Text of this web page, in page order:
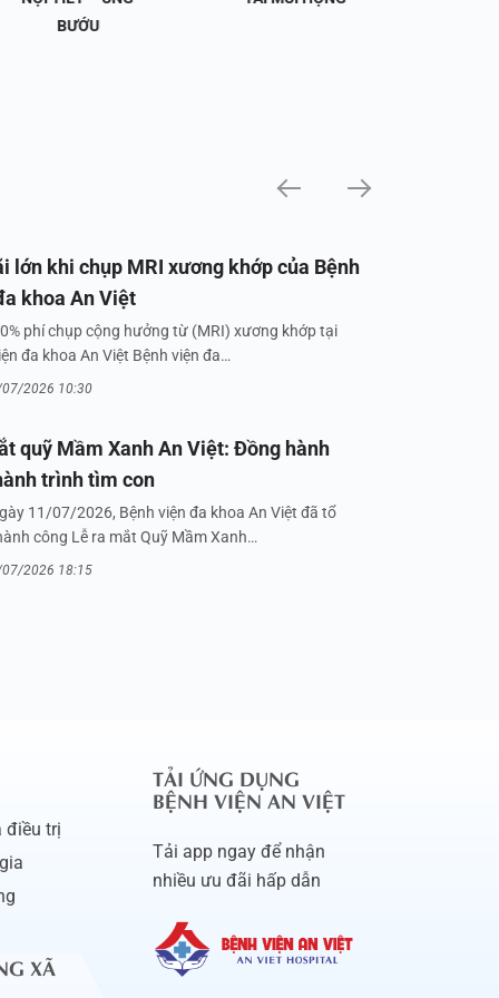
BƯỚU
lớn khi chụp MRI xương khớp của Bệnh
khoa An Việt
phí chụp cộng hưởng từ (MRI) xương khớp tại
đa khoa An Việt Bệnh viện đa…
2026 10:30
quỹ Mầm Xanh An Việt: Đồng hành
trình tìm con
11/07/2026, Bệnh viện đa khoa An Việt đã tổ
công Lễ ra mắt Quỹ Mầm Xanh…
2026 18:15
điều trị
XÃ
TẢI ỨNG DỤNG
BỆNH VIỆN AN VIỆT
Tải app ngay để nhận
nhiều ưu đãi hấp dẫn